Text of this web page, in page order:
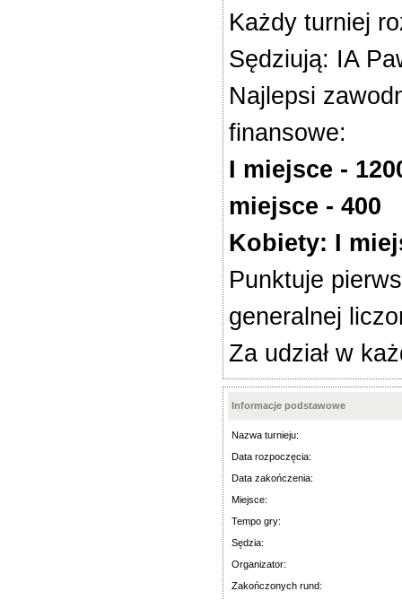
Każdy turniej
Sędziują: IA
Najlepsi
finansowe:
I miejsce -
miejsce - 400
Kobiety: I
Punktuje
generalnej
Za udział w
Informacje podstawowe
Nazwa turnieju:
Data rozpoczęcia:
Data zakończenia:
Miejsce:
Tempo gry:
Sędzia:
Organizator:
Zakończonych rund: